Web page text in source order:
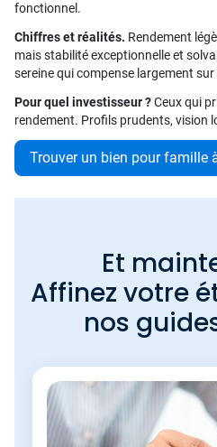
fonctionnel.
Chiffres et réalités. Rendement
mais stabilité exceptionnelle et
sereine qui compense largement sur
Pour quel investisseur ?Ceux qui
rendement. Profils prudents, vision
Trouver un bien pour famille
Et
Affinez votre
nos